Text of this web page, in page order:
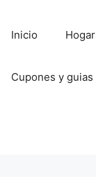
Inicio Hogar
Cupones y guias